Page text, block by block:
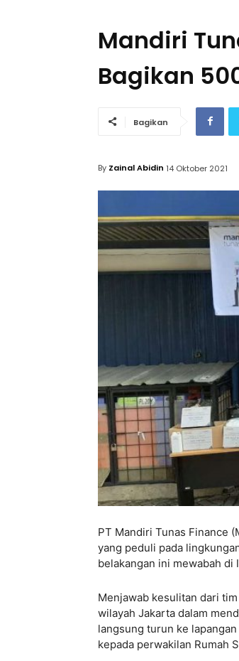
Mandiri
Bagikan
Bagikan
By Zainal Abidin 14 Oktober 2021
PT Mandiri Tunas Finance
yang peduli pada
belakangan ini mewabah di
Menjawab kesulitan dari
wilayah Jakarta dalam
langsung turun ke
kepada perwakilan Rumah